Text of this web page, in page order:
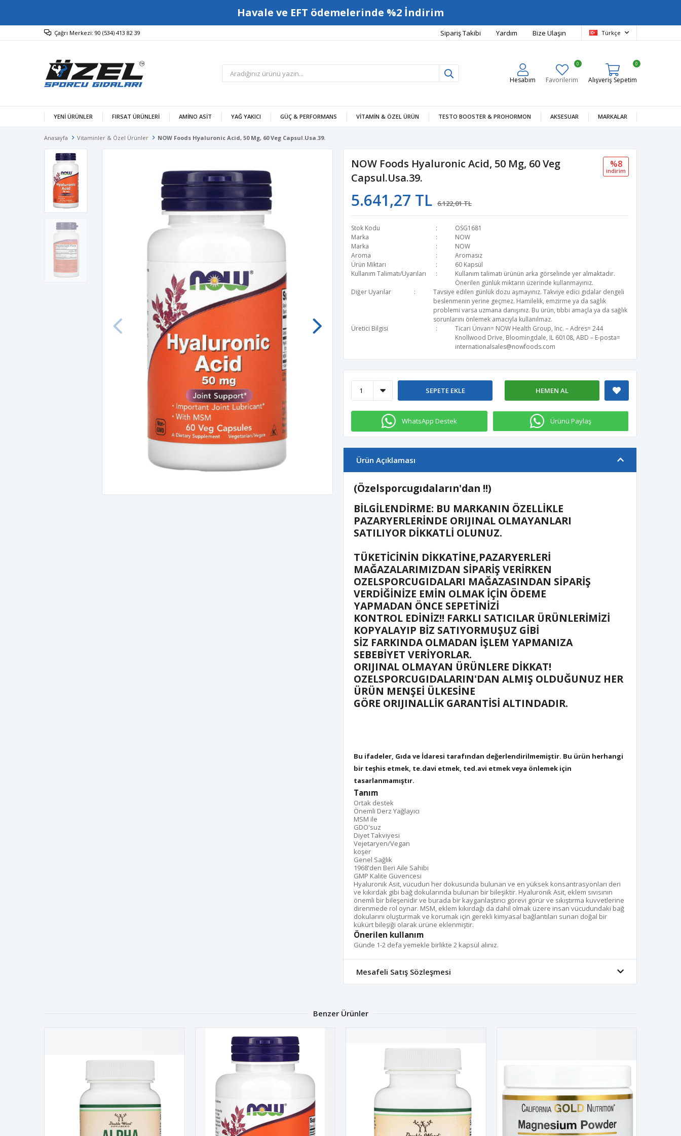
Havale ve EFT ödemelerinde %2 İndirim
Çağrı Merkezi: 90 (534) 413 82 39 Sipariş Takibi Yardım Bize Ulaşın Türkçe
Hesabım Favorilerim
0
Alışveriş Sepetim
0
YENİ ÜRÜNLER FIRSAT ÜRÜNLERİ AMINO ASIT YAĞ YAKICI GÜÇ & PERFORMANS VITAMIN & ÖZEL ÜRÜN TESTO BOOSTER & PROHORMON AKSESUAR MARKALAR
Anasayfa Vitaminler & Özel Ürünler NOW Foods Hyaluronic Acid, 50 Mg, 60 Veg Capsul.Usa.39.
NOW Foods Hyaluronic Acid, 50 Mg, 60 Veg
Capsul.Usa.39.
5.641,27 TL 6.122,01 TL
%8
i̇ndi̇ri̇m
Stok Kodu
OSG1681
Marka
NOW
Marka
NOW
Aroma
Aromasız
Ürün Miktarı
60 Kapsül
Kullanım Talimatı/Uyarıları
Kullanım talimatı ürünün arka görselinde yer almaktadır.
Önerilen günlük miktarın üzerinde kullanmayınız.
Diğer Uyarılar
Tavsiye edilen günlük dozu aşmayınız. Takviye edici gıdalar dengeli
beslenmenin yerine geçmez. Hamilelik, emzirme ya da sağlık
problemi varsa uzmana danışınız. Bu ürün, tıbbi amaçla ya da sağlık
sorunlarını önlemek amacıyla kullanılmaz.
Üretici Bilgisi
Ticari Ünvan= NOW Health Group, Inc. – Adres= 244
Knollwood Drive, Bloomingdale, IL 60108, ABD – E-posta=
internationalsales@nowfoods.com
HEMEN AL
SEPETE EKLE
WhatsApp Destek Ürünü Paylaş
Ürün Açıklaması
(Özelsporcugıdaların'dan !!)
BİLGİLENDİRME: BU MARKANIN ÖZELLİKLE
PAZARYERLERİNDE ORIJINAL OLMAYANLARI
SATILIYOR DİKKATLİ OLUNUZ.
TÜKETİCİNİN DİKKATİNE,PAZARYERLERİ
MAĞAZALARIMIZDAN SİPARİŞ VERİRKEN
OZELSPORCUGIDALARI MAĞAZASINDAN SİPARİŞ
VERDİĞİNİZE EMİN OLMAK İÇİN ÖDEME
YAPMADAN ÖNCE SEPETİNİZİ
KONTROL EDİNİZ!! FARKLI SATICILAR ÜRÜNLERİMİZİ
KOPYALAYIP BİZ SATIYORMUŞUZ GİBİ
SİZ FARKINDA OLMADAN İŞLEM YAPMANIZA
SEBEBİYET VERİYORLAR.
ORIJINAL OLMAYAN ÜRÜNLERE DİKKAT!
OZELSPORCUGIDALARIN'DAN ALMIŞ OLDUĞUNUZ HER
ÜRÜN MENŞEİ ÜLKESİNE
GÖRE ORIJINALLİK GARANTİSİ ALTINDADIR.
Bu ifadeler, Gıda ve İdaresi tarafından değerlendirilmemiştir. Bu ürün herhangi
bir teşhis etmek, te.davi etmek, ted.avi etmek veya önlemek için
tasarlanmamıştır.
Tanım
Ortak destek
Önemli Derz Yağlayıcı
MSM ile
GDO'suz
Diyet Takviyesi
Vejetaryen/Vegan
koşer
Genel Sağlık
1968'den Beri Aile Sahibi
GMP Kalite Güvencesi
Hyaluronik Asit, vücudun her dokusunda bulunan ve en yüksek konsantrasyonları deri
ve kıkırdak gibi bağ dokularında bulunan bir bileşiktir. Hyaluronik Asit, eklem sıvısının
önemli bir bileşenidir ve burada bir kayganlaştırıcı görevi görür ve sıkıştırma kuvvetlerine
direnmede rol oynar. MSM, eklem kıkırdağı da dahil olmak üzere insan vücudundaki bağ
dokularını oluşturmak ve korumak için gerekli kimyasal bağlantıları sunan doğal bir
kükürt bileşiği olarak ürüne eklenmiştir.
Önerilen kullanım
Günde 1-2 defa yemekle birlikte 2 kapsül alınız.
Mesafeli Satış Sözleşmesi
Benzer Ürünler